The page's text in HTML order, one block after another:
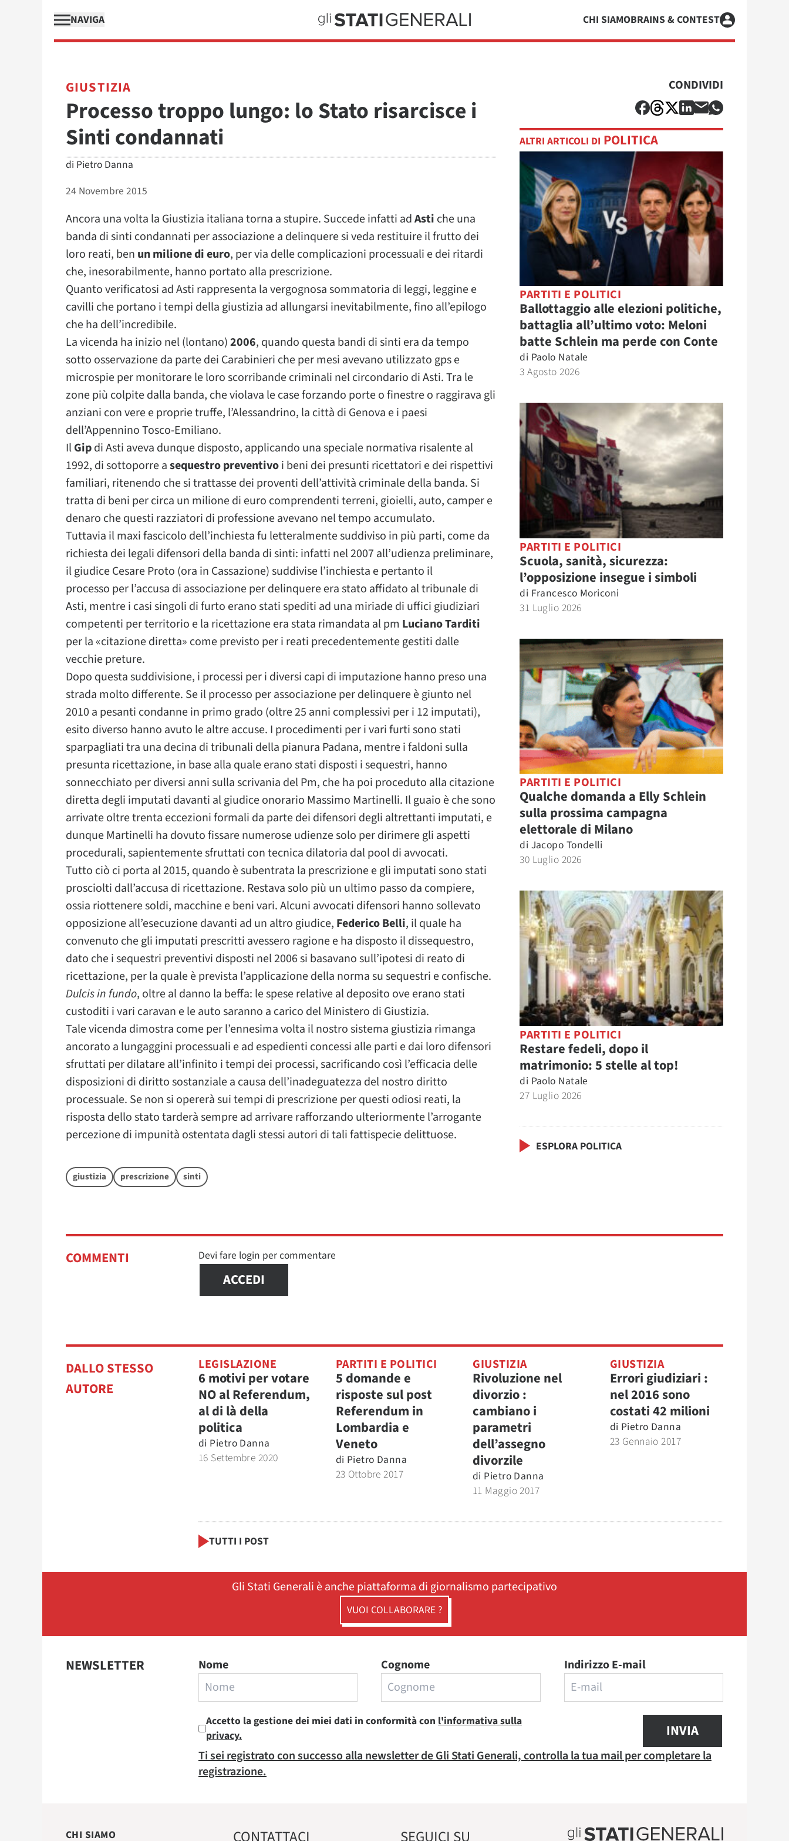
NAVIGA CHI SIAMOBRAINS & CONTEST
GIUSTIZIA
Processo troppo lungo: lo Stato risarcisce i
Sinti condannati
di Pietro Danna
24 Novembre 2015
Ancora una volta la Giustizia italiana torna a stupire. Succede infatti adAsti che una
banda di sinti condannati per associazione a delinquere si veda restituire il frutto dei
loro reati, ben un milione di euro, per via delle complicazioni processuali e dei ritardi
che, inesorabilmente, hanno portato alla prescrizione.
Quanto verificatosi ad Asti rappresenta la vergognosa sommatoria di leggi, leggine e
cavilli che portano i tempi della giustizia ad allungarsi inevitabilmente, fino all’epilogo
che ha dell’incredibile.
La vicenda ha inizio nel (lontano)2006, quando questa bandi di sinti era da tempo
sotto osservazione da parte dei Carabinieri che per mesi avevano utilizzato gps e
microspie per monitorare le loro scorribande criminali nel circondario di Asti. Tra le
zone più colpite dalla banda, che violava le case forzando porte o finestre o raggirava gli
anziani con vere e proprie truffe, l’Alessandrino, la città di Genova e i paesi
dell’Appennino Tosco-Emiliano.
IlGipdi Asti aveva dunque disposto, applicando una speciale normativa risalente al
1992, di sottoporre asequestro preventivoi beni dei presunti ricettatori e dei rispettivi
familiari, ritenendo che si trattasse dei proventi dell’attività criminale della banda. Si
tratta di beni per circa un milione di euro comprendenti terreni, gioielli, auto, camper e
denaro che questi razziatori di professione avevano nel tempo accumulato.
Tuttavia il maxi fascicolo dell’inchiesta fu letteralmente suddiviso in più parti, come da
richiesta dei legali difensori della banda di sinti: infatti nel 2007 all’udienza preliminare,
il giudice Cesare Proto (ora in Cassazione) suddivise l’inchiesta e pertanto il
processo per l’accusa di associazione per delinquere era stato affidato al tribunale di
Asti, mentre i casi singoli di furto erano stati spediti ad una miriade di uffici giudiziari
competenti per territorio e la ricettazione era stata rimandata al pm Luciano Tarditi
per la «citazione diretta» come previsto per i reati precedentemente gestiti dalle
vecchie preture.
Dopo questa suddivisione, i processi per i diversi capi di imputazione hanno preso una
strada molto differente. Se il processo per associazione per delinquere è giunto nel
2010 a pesanti condanne in primo grado (oltre 25 anni complessivi per i 12 imputati),
esito diverso hanno avuto le altre accuse. I procedimenti per i vari furti sono stati
sparpagliati tra una decina di tribunali della pianura Padana, mentre i faldoni sulla
presunta ricettazione, in base alla quale erano stati disposti i sequestri, hanno
sonnecchiato per diversi anni sulla scrivania del Pm, che ha poi proceduto alla citazione
diretta degli imputati davanti al giudice onorario Massimo Martinelli. Il guaio è che sono
arrivate oltre trenta eccezioni formali da parte dei difensori degli altrettanti imputati, e
dunque Martinelli ha dovuto fissare numerose udienze solo per dirimere gli aspetti
procedurali, sapientemente sfruttati con tecnica dilatoria dal pool di avvocati.
Tutto ciò ci porta al 2015, quando è subentrata la prescrizione e gli imputati sono stati
prosciolti dall’accusa di ricettazione. Restava solo più un ultimo passo da compiere,
ossia riottenere soldi, macchine e beni vari. Alcuni avvocati difensori hanno sollevato
opposizione all’esecuzione davanti ad un altro giudice, Federico Belli, il quale ha
convenuto che gli imputati prescritti avessero ragione e ha disposto il dissequestro,
dato che i sequestri preventivi disposti nel 2006 si basavano sull’ipotesi di reato di
ricettazione, per la quale è prevista l’applicazione della norma su sequestri e confische.
Dulcis in fundo, oltre al danno la beffa: le spese relative al deposito ove erano stati
custoditi i vari caravan e le auto saranno a carico del Ministero di Giustizia.
Tale vicenda dimostra come per l’ennesima volta il nostro sistema giustizia rimanga
ancorato a lungaggini processuali e ad espedienti concessi alle parti e dai loro difensori
sfruttati per dilatare all’infinito i tempi dei processi, sacrificando così l’efficacia delle
disposizioni di diritto sostanziale a causa dell’inadeguatezza del nostro diritto
processuale. Se non si opererà sui tempi di prescrizione per questi odiosi reati, la
risposta dello stato tarderà sempre ad arrivare rafforzando ulteriormente l’arrogante
percezione di impunità ostentata dagli stessi autori di tali fattispecie delittuose.
giustizia prescrizione sinti
CONDIVIDI
ALTRI ARTICOLI DI POLITICA
PARTITI E POLITICI
Ballottaggio alle elezioni politiche,
battaglia all’ultimo voto: Meloni
batte Schlein ma perde con Conte
di Paolo Natale
3 Agosto 2026
PARTITI E POLITICI
Scuola, sanità, sicurezza:
l’opposizione insegue i simboli
di Francesco Moriconi
31 Luglio 2026
PARTITI E POLITICI
Qualche domanda a Elly Schlein
sulla prossima campagna
elettorale di Milano
di Jacopo Tondelli
30 Luglio 2026
PARTITI E POLITICI
Restare fedeli, dopo il
matrimonio: 5 stelle al top!
di Paolo Natale
27 Luglio 2026
ESPLORA POLITICA
COMMENTI Devi fare login per commentare
ACCEDI
DALLO STESSO
AUTORE
LEGISLAZIONE
6 motivi per votare
NO al Referendum,
al di là della
politica
di Pietro Danna
16 Settembre 2020
PARTITI E POLITICI
5 domande e
risposte sul post
Referendum in
Lombardia e
Veneto
di Pietro Danna
23 Ottobre 2017
GIUSTIZIA
Rivoluzione nel
divorzio :
cambiano i
parametri
dell’assegno
divorzile
di Pietro Danna
11 Maggio 2017
GIUSTIZIA
Errori giudiziari :
nel 2016 sono
costati 42 milioni
di Pietro Danna
23 Gennaio 2017
TUTTI I POST
Gli Stati Generali è anche piattaforma di giornalismo partecipativo
VUOI COLLABORARE ?
NEWSLETTER Nome Cognome Indirizzo E-mail
Accetto la gestione dei miei dati in conformità con l'informativa sulla
privacy.
INVIA
Ti sei registrato con successo alla newsletter de Gli Stati Generali, controlla la tua mail per completare la
registrazione.
CHI SIAMO